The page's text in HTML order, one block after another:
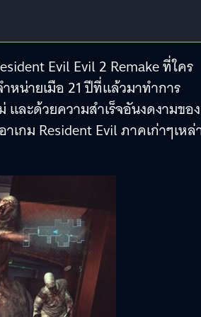
Evil Evil 2 Remake ที่ใคร
หน่ายเมือ 21 ปีที่แล้วมาทำการ
และด้วยความสำเร็จอันงดงามของ
เกม Resident Evil ภาคเก่าๆเห